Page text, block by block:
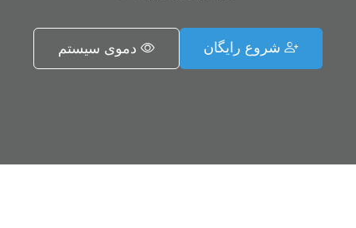
شروع رایگان دموی سیستم